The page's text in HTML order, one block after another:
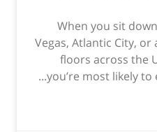
When you sit
Vegas, Atlantic City,
floors across the
you’re most likely to